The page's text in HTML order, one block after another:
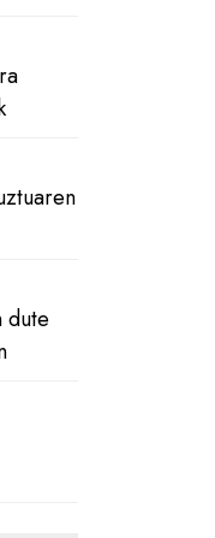
dute